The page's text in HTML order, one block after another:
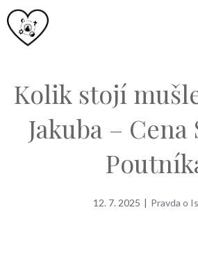
Přeskočit
na
Kolik stojí
Jakuba – Cena
12. 7. 2025 | Pravda o